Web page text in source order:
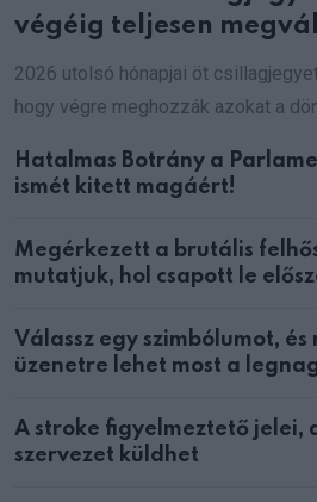
végéig teljesen
2026 utolsó hónapjai öt
hogy végre meghozzák azokat a
Hatalmas Botrány a
ismét kitett magáért!
Megérkezett a brutális
mutatjuk, hol csapott le
Válassz egy szimbólumot, és
üzenetre lehet most a
A stroke figyelmeztető jelei,
szervezet küldhet